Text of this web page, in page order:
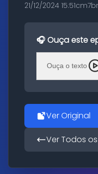
21/12/2024 15:51
🎧 Ouça este
Ouça o texto
Ver Original
Ver Todos